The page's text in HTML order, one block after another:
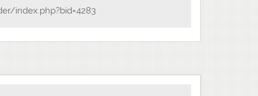
index.php?bid=4283